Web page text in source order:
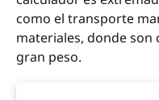
como el transporte
materiales, donde son
gran peso.